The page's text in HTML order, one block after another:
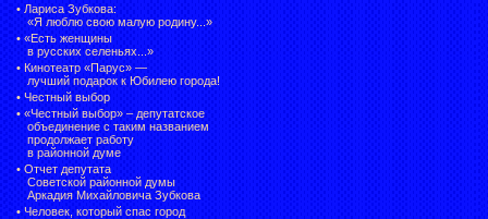
• Лариса Зубкова:
«Я люблю свою малую родину...»
• «Есть женщины
в русских селеньях...»
• Кинотеатр «Парус» —
лучший подарок к Юбилею города!
• Честный выбор
• «Честный выбор» – депутатское
объединение с таким названием
продолжает работу
в районной думе
• Отчет депутата
Советской районной думы
Аркадия Михайловича Зубкова
• Человек, который спас город